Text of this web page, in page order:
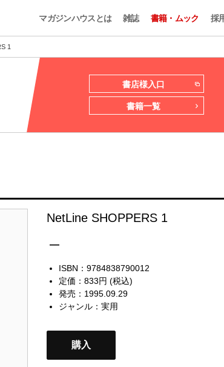
マガジンハウスとは 雑誌 書籍・ムック 採
1
書店様入口
書籍一覧
NetLine SHOPPERS 1
—
ISBN：9784838790012
定価：833円 (税込)
発売：1995.09.29
ジャンル： 実用
購入